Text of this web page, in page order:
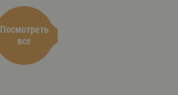
Посмотреть
все